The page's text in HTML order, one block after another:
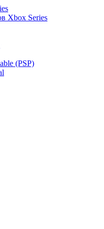
Xbox Series
(PSP)